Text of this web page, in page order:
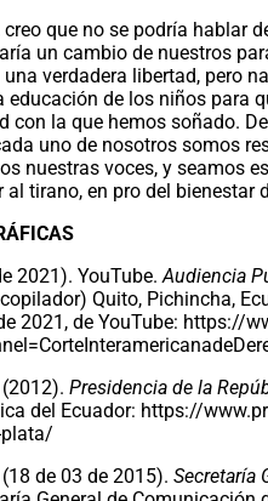
que no se podría hablar
un cambio de nuestros
verdadera libertad, pero
educación de los niños para
con la que hemos soñado.
uno de nosotros somos
nuestras voces, y seamos
tirano, en pro del bienestar
2021). YouTube.Audiencia
Quito, Pichincha,
2021, de YouTube: https://
(2012).Presidencia de la
del Ecuador: https://
plata/
de 03 de 2015).Secretaría